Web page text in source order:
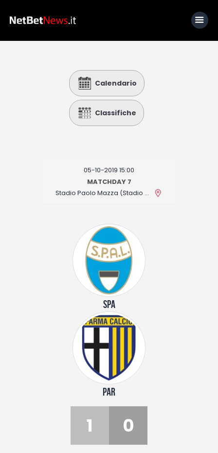
Calcio
Basket
Fantacalcio
I consigli di Giulia
Calendario
Classifiche
05-10-2019 15:00
MATCHDAY 7
Stadio Paolo Mazza (Stadio Comunale)
SPA
PAR
1 0